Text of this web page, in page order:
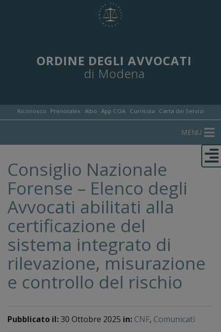
ORDINE DEGLI AVVOCATI
di Modena
Riconosco Prenotalex Albo App COA Curricula Carta dei Servizi
MENU
Consiglio Nazionale
Forense – Elenco degli
Avvocati abilitati alla
certificazione del
sistema integrato di
rilevazione, misurazione
e controllo del rischio
Pubblicato il:30 Ottobre 2025 in: CNF, Comunicati